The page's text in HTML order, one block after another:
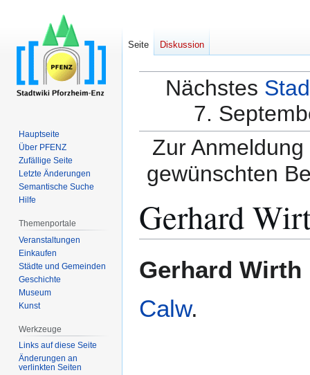
Nächstes
7.
Zur
gewünschten
Gerhard
Navigation
Suche
Gerhard Wirth
Calw.
Seite Diskussion
Hauptseite
Über PFENZ
Zufällige Seite
Letzte Änderungen
Semantische Suche
Hilfe
Themenportale
Veranstaltungen
Einkaufen
Städte und Gemeinden
Geschichte
Museum
Kunst
Werkzeuge
Links auf diese Seite
Änderungen an
verlinkten Seiten